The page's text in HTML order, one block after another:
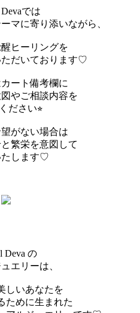
では
マに寄り添いながら、
ヒーリングを
だいております♡
ート備考欄に
やご相談内容を
ださい⭐︎
がない場合は
繁栄を意図して
たします♡
Deva の
エリーは、
しいあなたを
ために生まれた